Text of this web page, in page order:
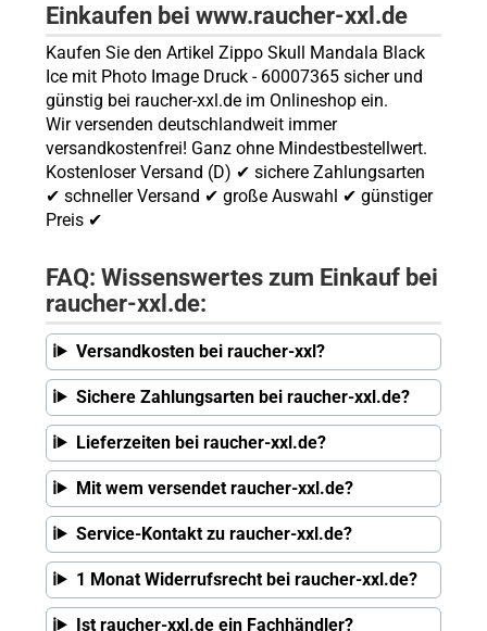
Einkaufen bei www.raucher-xxl.de
Kaufen Sie den Artikel Zippo Skull Mandala Black
Ice mit Photo Image Druck - 60007365 sicher und
günstig bei raucher-xxl.de im Onlineshop ein.
Wir versenden deutschlandweit immer
versandkostenfrei! Ganz ohne Mindestbestellwert.
Kostenloser Versand (D) ✔ sichere Zahlungsarten
✔ schneller Versand ✔ große Auswahl ✔ günstiger
Preis ✔
FAQ: Wissenswertes zum Einkauf bei
raucher-xxl.de:
Versandkosten bei raucher-xxl?
Sichere Zahlungsarten bei raucher-xxl.de?
Lieferzeiten bei raucher-xxl.de?
Mit wem versendet raucher-xxl.de?
Service-Kontakt zu raucher-xxl.de?
1 Monat Widerrufsrecht bei raucher-xxl.de?
Ist raucher-xxl.de ein Fachhändler?